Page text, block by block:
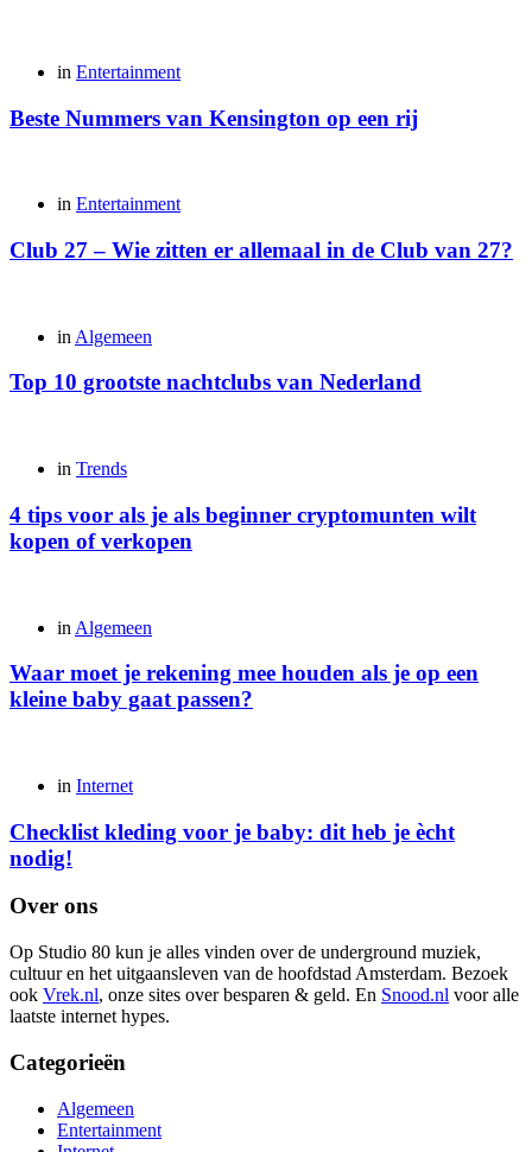
Posted
in Entertainment
Beste Nummers van Kensington op een rij
Posted
in Entertainment
Club 27 – Wie zitten er allemaal in de Club van 27?
Posted
in Algemeen
Top 10 grootste nachtclubs van Nederland
Posted
in Trends
4 tips voor als je als beginner cryptomunten wilt
kopen of verkopen
Posted
in Algemeen
Waar moet je rekening mee houden als je op een
kleine baby gaat passen?
Posted
in Internet
Checklist kleding voor je baby: dit heb je ècht
nodig!
Over ons
Op Studio 80 kun je alles vinden over de underground muziek,
cultuur en het uitgaansleven van de hoofdstad Amsterdam. Bezoek
ook Vrek.nl, onze sites over besparen & geld. En Snood.nl voor alle
laatste internet hypes.
Categorieën
Algemeen
Entertainment